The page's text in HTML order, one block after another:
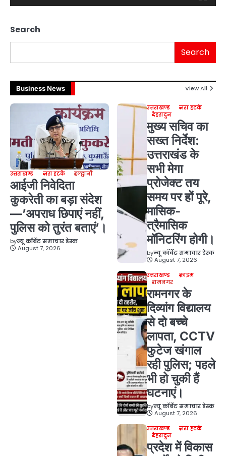
Search
Search
Business News View All
उत्तराखण्ड ज़रा हटके हल्द्वानी
आईजी निवेदिता
कुकरेती का बड़ा संदेश
—’अपराध छिपाएं नहीं,
पुलिस को तुरंत बताएं’।
byन्यू कॉर्बेट समाचार डेस्क
August 7, 2026
उत्तराखण्ड
ज़रा हटके
देहरादून
मुख्य सचिव का
सख्त निर्देश:
उत्तराखंड के
सभी मेगा
प्रोजेक्ट तय
समय पर हों पूरे,
मासिक-
त्रैमासिक
मॉनिटरिंग होगी।
byन्यू कॉर्बेट समाचार डेस्क
August 7, 2026
उत्तराखण्ड
क्राइम
रामनगर
रामनगर के
दिव्यांग विद्यालय
से दो बच्चे
लापता, CCTV
फुटेज खंगाल
रही पुलिस; पहले
भी हो चुकी हैं
घटनाएं।
byन्यू कॉर्बेट समाचार डेस्क
August 7, 2026
उत्तराखण्ड
ज़रा हटके
देहरादून
प्रदेश में विकास